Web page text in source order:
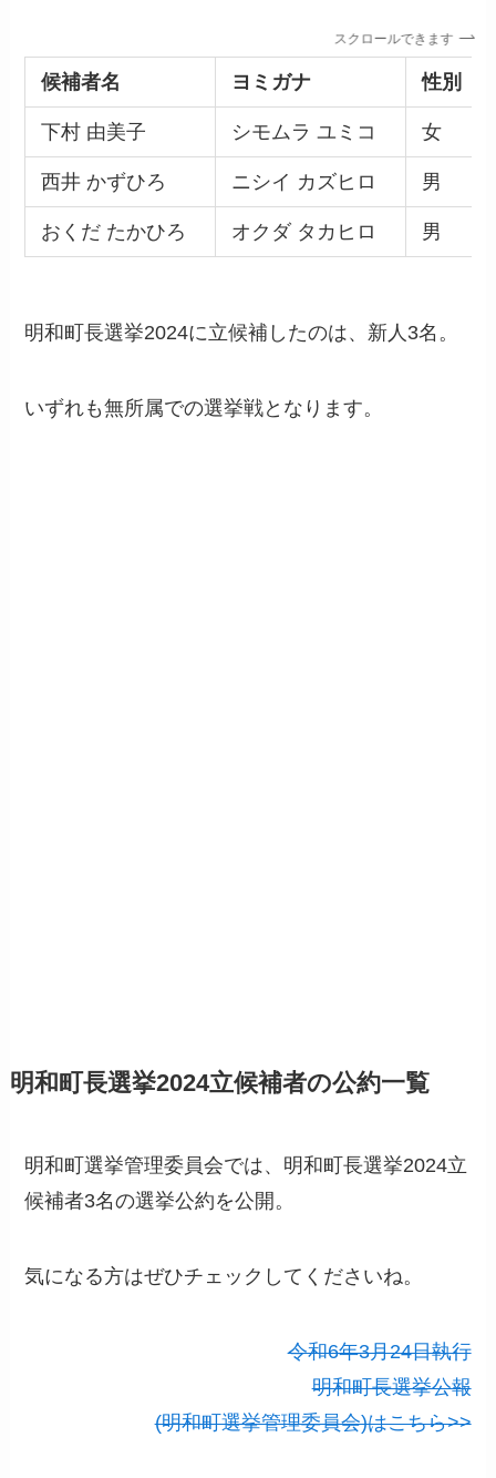
スクロールできます
候補者名 ヨミガナ 性別
下村 由美子 シモムラ ユミコ 女
西井 かずひろ ニシイ カズヒロ 男
おくだ たかひろ オクダ タカヒロ 男
明和町長選挙2024に立候補したのは、新人3名。
いずれも無所属での選挙戦となります。
明和町長選挙2024立候補者の公約一覧
明和町選挙管理委員会では、明和町長選挙2024立
候補者3名の選挙公約を公開。
気になる方はぜひチェックしてくださいね。
令和6年3月24日執行
明和町長選挙公報
(明和町選挙管理委員会)はこちら>>